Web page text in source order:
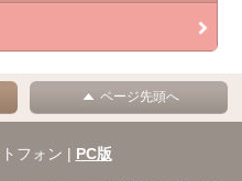
ページ先頭へ
フォン | PC版